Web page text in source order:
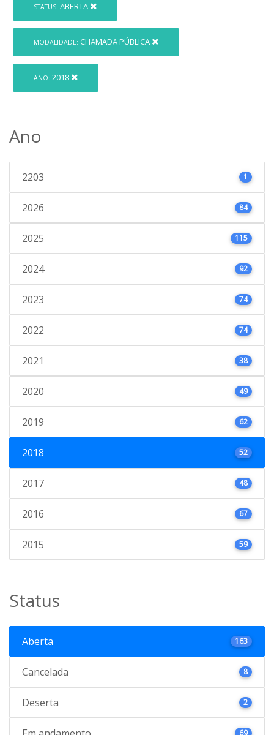
STATUS: ABERTA
MODALIDADE: CHAMADA PÚBLICA
ANO: 2018
Ano
2203 1
2026 84
2025 115
2024 92
2023 74
2022 74
2021 38
2020 49
2019 62
2018 52
2017 48
2016 67
2015 59
Status
Aberta 163
Cancelada 8
Deserta 2
69